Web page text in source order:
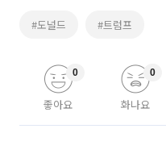
#도널드 #트럼프
좋아요
0
화나요
0